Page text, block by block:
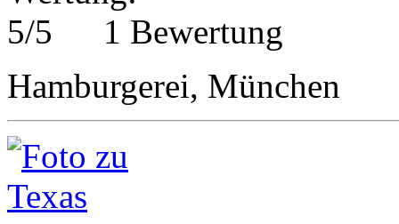
1 Bewertung
Hamburgerei, München